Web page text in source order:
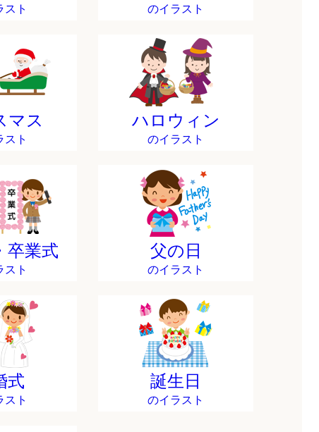
スト のイラスト
マス
スト
ハロウィン
のイラスト
卒業式
スト
父の日
のイラスト
式
スト
誕生日
のイラスト